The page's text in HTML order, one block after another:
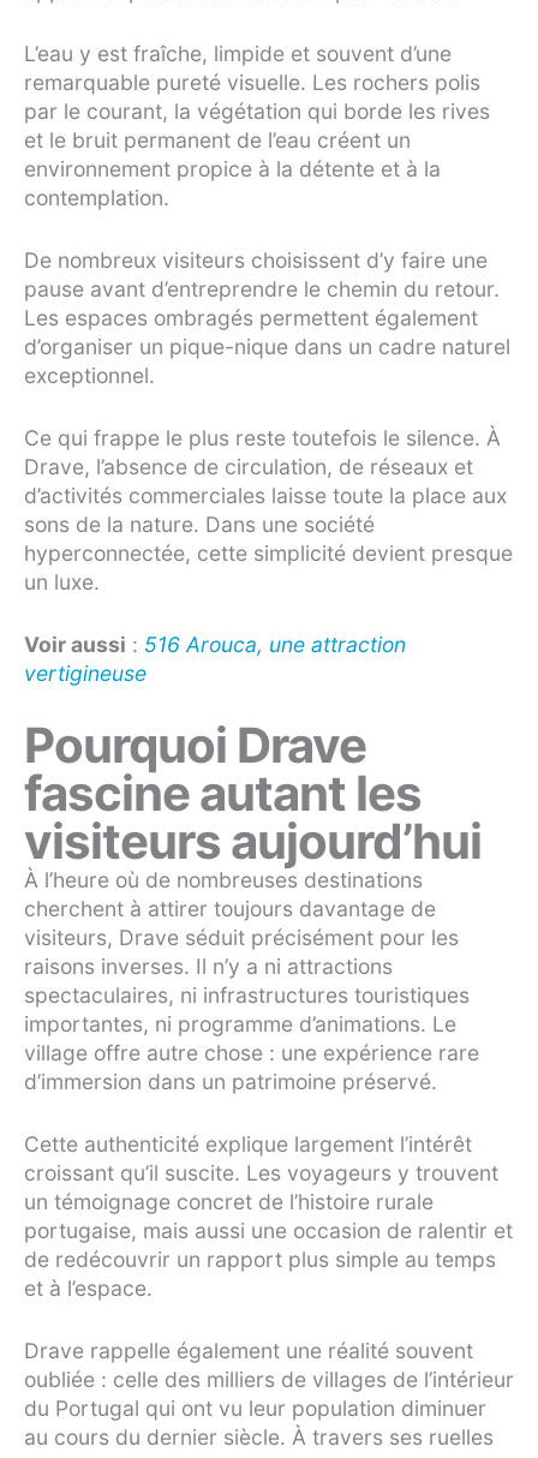
L’eau y est fraîche, limpide et souvent d’une
remarquable pureté visuelle. Les rochers polis
par le courant, la végétation qui borde les rives
et le bruit permanent de l’eau créent un
environnement propice à la détente et à la
contemplation.
De nombreux visiteurs choisissent d’y faire une
pause avant d’entreprendre le chemin du retour.
Les espaces ombragés permettent également
d’organiser un pique-nique dans un cadre naturel
exceptionnel.
Ce qui frappe le plus reste toutefois le silence. À
Drave, l’absence de circulation, de réseaux et
d’activités commerciales laisse toute la place aux
sons de la nature. Dans une société
hyperconnectée, cette simplicité devient presque
un luxe.
Voir aussi : 516 Arouca, une attraction
vertigineuse
Pourquoi Drave
fascine autant les
visiteurs aujourd’hui
À l’heure où de nombreuses destinations
cherchent à attirer toujours davantage de
visiteurs, Drave séduit précisément pour les
raisons inverses. Il n’y a ni attractions
spectaculaires, ni infrastructures touristiques
importantes, ni programme d’animations. Le
village offre autre chose : une expérience rare
d’immersion dans un patrimoine préservé.
Cette authenticité explique largement l’intérêt
croissant qu’il suscite. Les voyageurs y trouvent
un témoignage concret de l’histoire rurale
portugaise, mais aussi une occasion de ralentir et
de redécouvrir un rapport plus simple au temps
et à l’espace.
Drave rappelle également une réalité souvent
oubliée : celle des milliers de villages de l’intérieur
du Portugal qui ont vu leur population diminuer
au cours du dernier siècle. À travers ses ruelles